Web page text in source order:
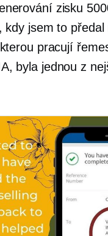
zisku
kdy jsem to předal
pracují
byla jednou z